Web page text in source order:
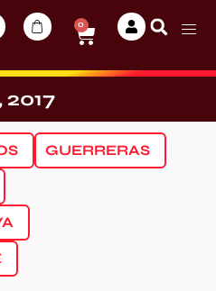
0
2017
GUERRERAS